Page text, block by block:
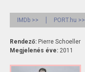
IMDb >> PORT.hu >>
Rendező: Pierre Schoeller
Megjelenés éve: 2011